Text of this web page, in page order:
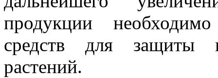
продукции
средств для защиты
растений.